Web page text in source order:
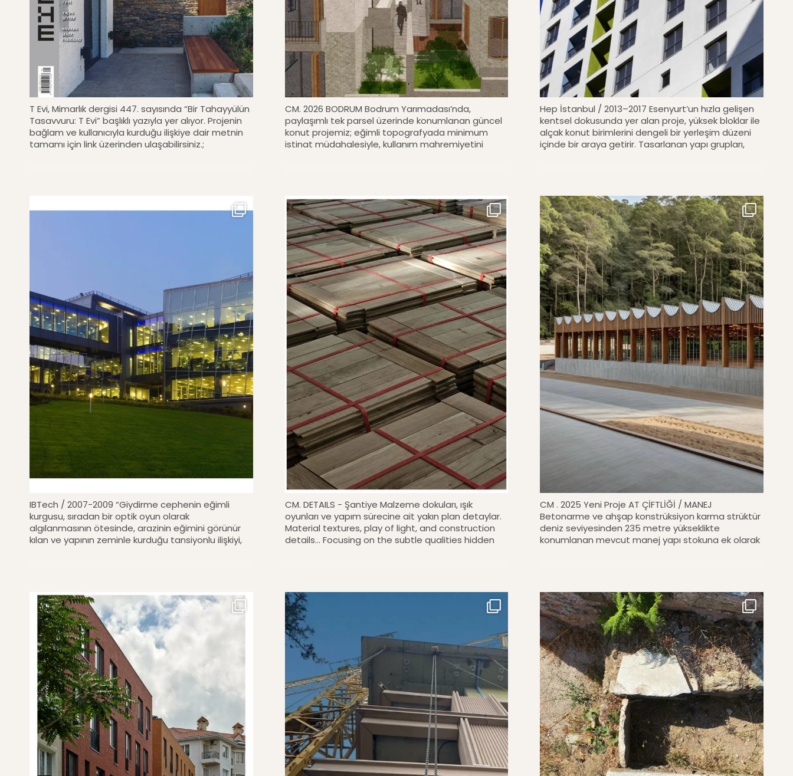
T Evi, Mimarlık dergisi 447. sayısında “Bir Tahayyülün
Tasavvuru: T Evi” başlıklı yazıyla yer alıyor. Projenin
bağlam ve kullanıcıyla kurduğu ilişkiye dair metnin
tamamı için link üzerinden ulaşabilirsiniz.;
CM. 2026 BODRUM Bodrum Yarımadası’nda,
paylaşımlı tek parsel üzerinde konumlanan güncel
konut projemiz; eğimli topografyada minimum
istinat müdahalesiyle, kullanım mahremiyetini
settlement strategy that minimizes retaining wall
interventions on the sloped topography, prioritizes
user privacy, and allows the buildings to support
one another. #cmmimarlik #architecture
Hep İstanbul / 2013–2017 Esenyurt’un hızla gelişen
kentsel dokusunda yer alan proje, yüksek bloklar ile
alçak konut birimlerini dengeli bir yerleşim düzeni
içinde bir araya getirir. Tasarlanan yapı grupları,
yapıya derinlik ve kimlik kazandırır. #architecture
#cmmimarlik #building
IBTech / 2007-2009 “Giydirme cephenin eğimli
kurgusu, sıradan bir optik oyun olarak
algılanmasının ötesinde, arazinin eğimini görünür
kılan ve yapının zeminle kurduğu tansiyonlu ilişkiyi,
düzenlenmesi nedeniyle, Le Corbusier’nin cepheyi
strüktürden özgürleştiren Domino önerisinden bu
yana, Türkiye mimarlığında cephe ile strüktürü
gerilimli bir ilişkiye sokabilen istisnai örneklerden
biridir.” Prof. Dr. Deniz Güner Vitra Çağdaş Mimarlık
Dizisi – I, Ticari Yapılar 📷 Cemal Emden
#architecture #mimarlik #officebuilding
CM. DETAILS - Şantiye Malzeme dokuları, ışık
oyunları ve yapım sürecine ait yakın plan detaylar.
Material textures, play of light, and construction
details… Focusing on the subtle qualities hidden
CM . 2025 Yeni Proje AT ÇİFTLİĞİ / MANEJ
Betonarme ve ahşap konstrüksiyon karma strüktür
deniz seviyesinden 235 metre yükseklikte
konumlanan mevcut manej yapı stokuna ek olarak
structure of reinforced concrete and timber, is
being positioned 235 meters above sea level as
an addition to the existing arena stock. The
design is embedding itself into the site while
preserving the established circulation and level
relations. #cmmimarlik #architecture #equestrian